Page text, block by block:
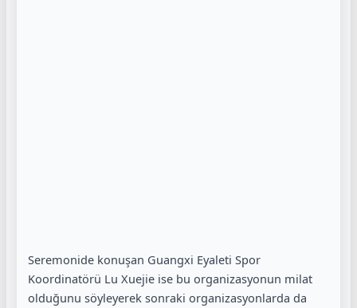
Seremonide konuşan Guangxi Eyaleti Spor
Koordinatörü Lu Xuejie ise bu organizasyonun milat
olduğunu söyleyerek sonraki organizasyonlarda da